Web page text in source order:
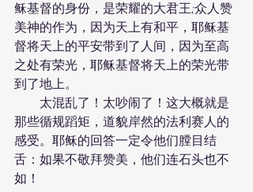
稣基督的身份，是荣耀的大君王;众人赞
美神的作为，因为天上有和平，耶稣基
督将天上的平安带到了人间，因为至高
之处有荣光，耶稣基督将天上的荣光带
到了地上。
太混乱了！太吵闹了！这大概就是
那些循规蹈矩，道貌岸然的法利赛人的
感受。耶稣的回答一定令他们膛目结
舌：如果不敬拜赞美，他们连石头也不
如！